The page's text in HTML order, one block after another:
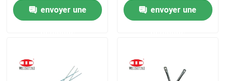
A propos de nous
envoyer une
envoyer une